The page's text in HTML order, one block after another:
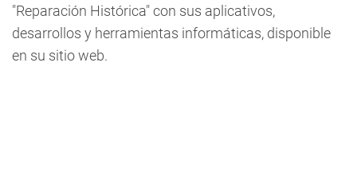
"Reparación Histórica" con sus aplicativos,
desarrollos y herramientas informáticas, disponible
en su sitio web.